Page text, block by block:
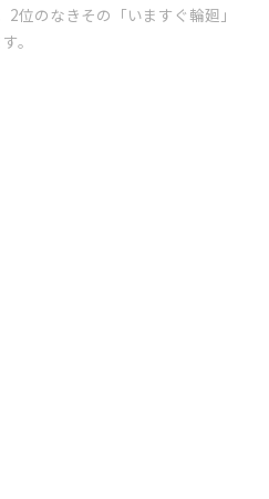
位のなきその「いますぐ輪廻」
。